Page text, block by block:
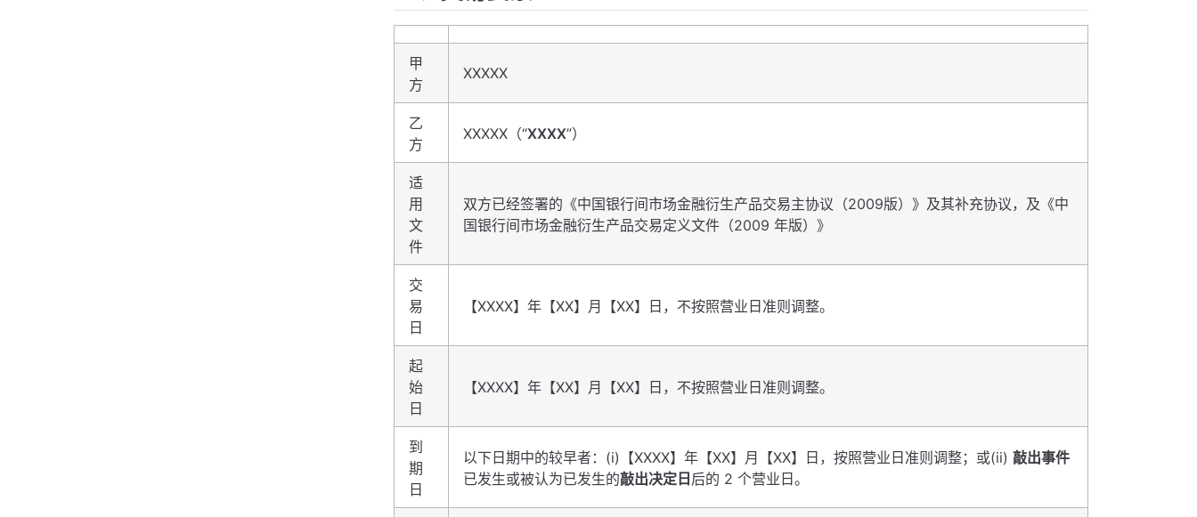
甲
方
XXXXX
乙
方
XXXXX（“XXXX”）
适
用
文
件
双方已经签署的《中国银行间市场金融衍生产品交易主协议（2009版）》及其补充协议，及《中
国银行间市场金融衍生产品交易定义文件（2009 年版）》
交
易
日
【XXXX】年【XX】月【XX】日，不按照营业日准则调整。
起
始
日
【XXXX】年【XX】月【XX】日，不按照营业日准则调整。
到
期
日
以下日期中的较早者：(i)【XXXX】年【XX】月【XX】日，按照营业日准则调整；或(ii) 敲出事件
已发生或被认为已发生的敲出决定日后的 2 个营业日。